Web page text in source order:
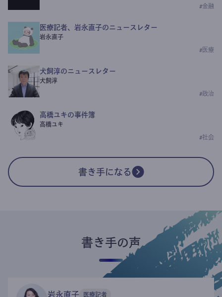
#金融
医療記者、岩永直子のニュースレター
岩永直子
# 医療
犬飼淳のニュースレター
犬飼淳
#政治
高橋ユキの事件簿
高橋ユキ
#社会
書き手になる
書き手の声
岩永直子 医療記者